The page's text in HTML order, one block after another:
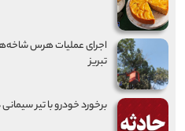
اجرای عملیات هرس
تبریز
برخورد خودرو با تیر سیمانی در میانه ۲ کشته